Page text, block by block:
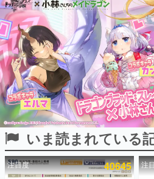
ピックアップ
電ファミのいま読まれている記事ラ
アプリセール情報
インタビュー
連載・特集一覧
殿堂入り記事
SNS拡散数が数千以上！
ど。多くの人々に読まれ
事をまとめました。
いま読まれている
注目度 40645 注